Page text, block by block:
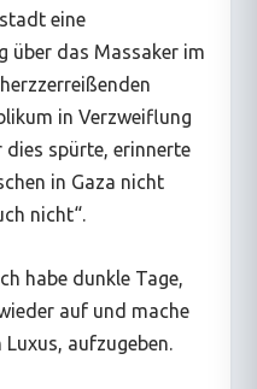
eine
über das Massaker im
in Verzweiflung
spürte, erinnerte
in Gaza nicht
nicht“.
habe dunkle Tage,
auf und mache
aufzugeben.